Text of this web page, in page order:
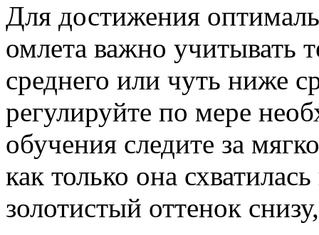
Для достижения
омлета важно учитывать
среднего или чуть ниже
регулируйте по мере
обучения следите за
как только она
золотистый оттенок